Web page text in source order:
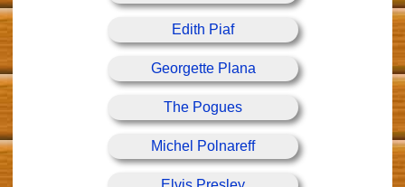
Edith Piaf
Georgette Plana
The Pogues
Michel Polnareff